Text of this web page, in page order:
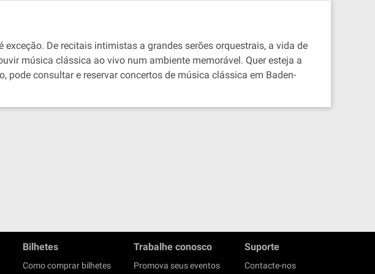
De recitais intimistas a grandes serões orquestrais, a vida de
música clássica ao vivo num ambiente memorável. Quer esteja a
consultar e reservar concertos de música clássica em Baden-
Bilhetes
Como comprar bilhetes
Trabalhe conosco
Promova seus eventos
Suporte
Contacte-nos